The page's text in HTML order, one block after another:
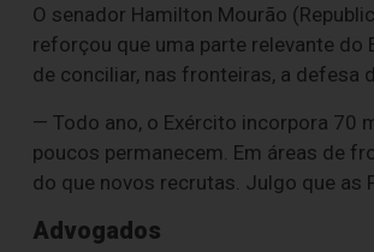
O senador Hamilton Mourão
reforçou que uma parte relevante
de conciliar, nas fronteiras, a defesa
— Todo ano, o Exército incorpora 70
poucos permanecem. Em áreas de
do que novos recrutas. Julgo que
Advogados